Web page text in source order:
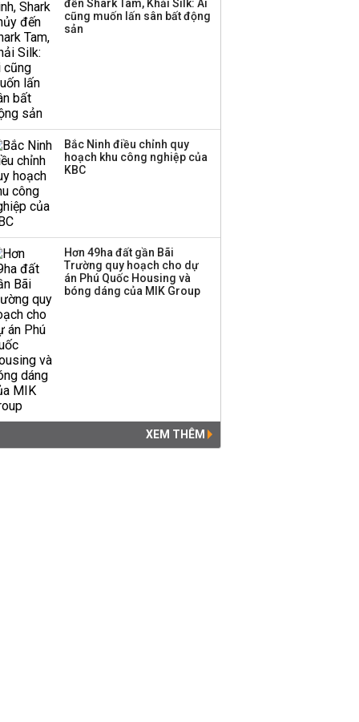
sản đảm bảo trái phiếu
đến Shark Tam, Khải Silk: Ai
cũng muốn lấn sân bất động
sản
Bắc Ninh điều chỉnh quy
hoạch khu công nghiệp của
KBC
Hơn 49ha đất gần Bãi
Trường quy hoạch cho dự
án Phú Quốc Housing và
bóng dáng của MIK Group
XEM THÊM